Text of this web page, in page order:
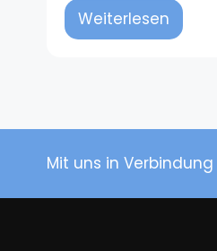
Weiterlesen
Mit uns in